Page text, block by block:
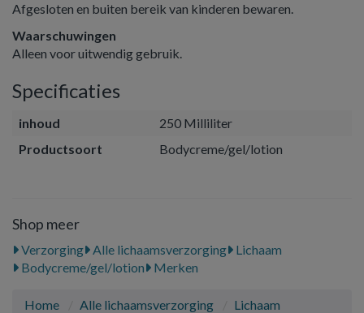
Afgesloten en buiten bereik van kinderen bewaren.
Waarschuwingen
Alleen voor uitwendig gebruik.
Specificaties
inhoud
250 Milliliter
Productsoort
Bodycreme/gel/lotion
Shop meer
Verzorging Alle lichaamsverzorging
Lichaam
Bodycreme/gel/lotion
Merken
Home Alle lichaamsverzorging
Lichaam